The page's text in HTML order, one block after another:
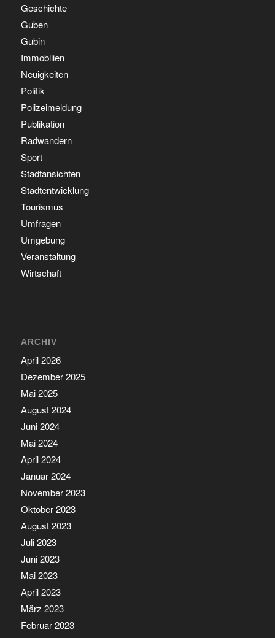
Geschichte
Guben
Gubin
Immobilien
Neuigkeiten
Politik
Polizeimeldung
Publikation
Radwandern
Sport
Stadtansichten
Stadtentwicklung
Tourismus
Umfragen
Umgebung
Veranstaltung
Wirtschaft
ARCHIV
April 2026
Dezember 2025
Mai 2025
August 2024
Juni 2024
Mai 2024
April 2024
Januar 2024
November 2023
Oktober 2023
August 2023
Juli 2023
Juni 2023
Mai 2023
April 2023
März 2023
Februar 2023